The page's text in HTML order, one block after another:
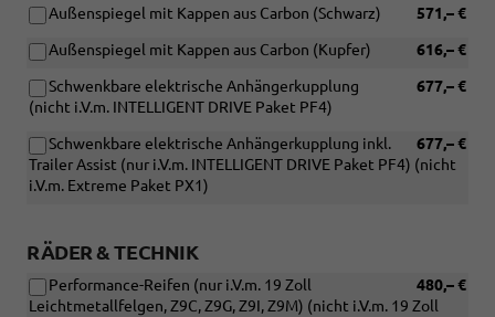
571,– €
Außenspiegel mit Kappen aus Carbon (Schwarz)
616,– €
Außenspiegel mit Kappen aus Carbon (Kupfer)
677,– €
Schwenkbare elektrische Anhängerkupplung
(nicht i.V.m. INTELLIGENT DRIVE Paket PF4)
677,– €
Schwenkbare elektrische Anhängerkupplung inkl.
Trailer Assist (nur i.V.m. INTELLIGENT DRIVE Paket PF4) (nicht
i.V.m. Extreme Paket PX1)
RÄDER & TECHNIK
480,– €
Performance-Reifen (nur i.V.m. 19 Zoll
Leichtmetallfelgen, Z9C, Z9G, Z9I, Z9M) (nicht i.V.m. 19 Zoll